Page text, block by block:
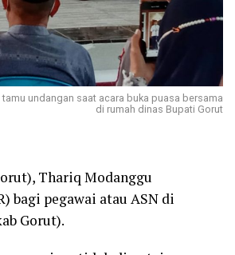
undangan saat acara buka puasa bersama
di rumah dinas Bupati Gorut
Thariq Modanggu
bagi pegawai atau ASN di
Gorut).